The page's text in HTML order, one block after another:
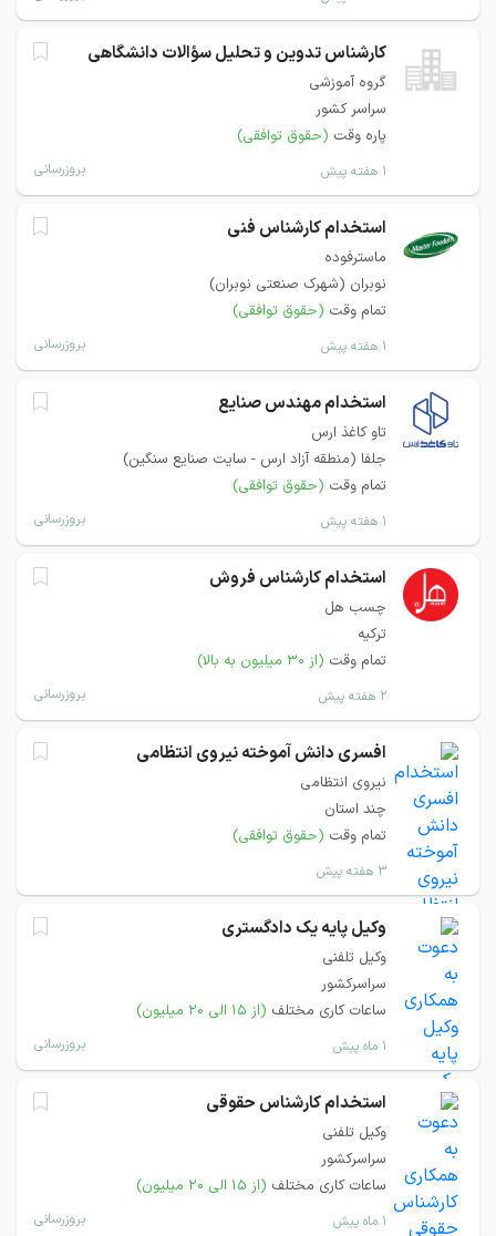
کارشناس تدوین و تحلیل سؤالات دانشگاهی
گروه آموزشی
سراسر کشور
پاره وقت (حقوق توافقی)
۱ هفته پیش بروزرسانی
استخدام کارشناس فنی
ماسترفوده
نوبران (شهرک صنعتی نوبران)
تمام وقت (حقوق توافقی)
۱ هفته پیش بروزرسانی
استخدام مهندس صنایع
تاو کاغذ ارس
جلفا (منطقه آزاد ارس - سایت صنایع سنگین)
تمام وقت (حقوق توافقی)
۱ هفته پیش بروزرسانی
استخدام کارشناس فروش
چسب هل
ترکیه
تمام وقت (از ۳۰ میلیون به بالا)
۲ هفته پیش بروزرسانی
افسری دانش آموخته نیروی انتظامی
نیروی انتظامی
چند استان
تمام وقت (حقوق توافقی)
۳ هفته پیش
وکیل پایه یک دادگستری
وکیل تلفنی
سراسرکشور
ساعات کاری مختلف (از ۱۵ الی ۲۰ میلیون)
۱ ماه پیش بروزرسانی
استخدام کارشناس حقوقی
وکیل تلفنی
سراسرکشور
ساعات کاری مختلف (از ۱۵ الی ۲۰ میلیون)
۱ ماه پیش بروزرسانی